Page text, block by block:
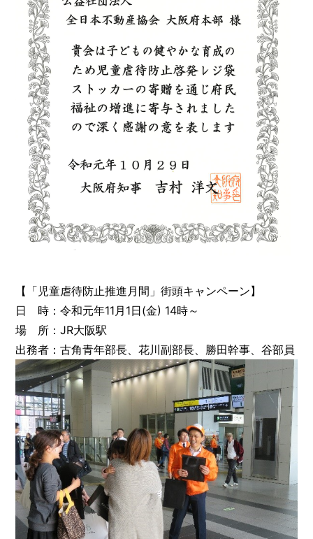
【「児童虐待防止推進月間」街頭キャンペーン】
日 時：令和元年11月1日(金) 14時～
場 所：JR大阪駅
出務者：古角青年部長、花川副部長、勝田幹事、谷部員